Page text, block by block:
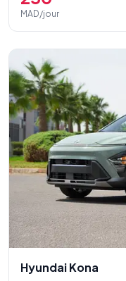
MAD/jour
Hyundai Kona